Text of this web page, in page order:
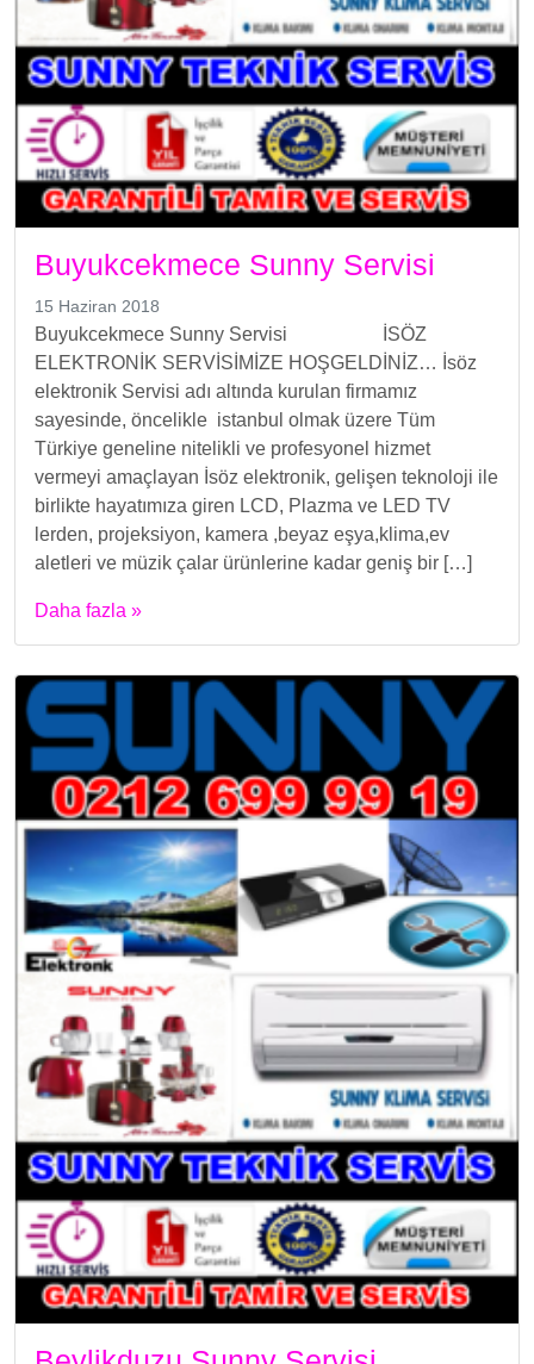
Buyukcekmece Sunny Servisi
15 Haziran 2018
Buyukcekmece Sunny Servisi İSÖZ
ELEKTRONİK SERVİSİMİZE HOŞGELDİNİZ… İsöz
elektronik Servisi adı altında kurulan firmamız
sayesinde, öncelikle istanbul olmak üzere Tüm
Türkiye geneline nitelikli ve profesyonel hizmet
vermeyi amaçlayan İsöz elektronik, gelişen teknoloji ile
birlikte hayatımıza giren LCD, Plazma ve LED TV
lerden, projeksiyon, kamera ,beyaz eşya,klima,ev
aletleri ve müzik çalar ürünlerine kadar geniş bir […]
Daha fazla »